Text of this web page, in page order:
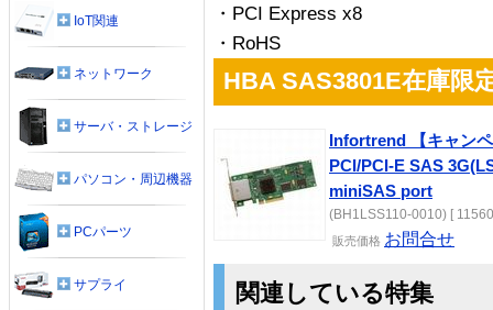
・PCI Express x8
・RoHS
HBA SAS3801E在庫限
Infortrend 【キャン
PCI/PCI-E SAS
miniSAS port
(BH1LSS110-0010) [
販売価格 お問合せ
関連している特集
IoT関連
ネットワーク
サーバ・ストレージ
パソコン・周辺機器
PCパーツ
サプライ